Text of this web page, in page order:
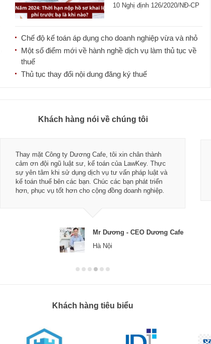
10 Nghị định 126/2020/NĐ-CP
Chế độ kế toán áp dụng cho doanh nghiệp vừa và nhỏ
Một số điểm mới về hành nghề dịch vụ làm thủ tục về
thuế
Thủ tục thay đổi nội dung đăng ký thuế
Khách hàng nói về chúng tôi
Thay mặt Công ty Dương Cafe, tôi xin chân thành
cảm ơn đội ngũ luật sư, kế toán của LawKey. Thực
sự yên tâm khi sử dụng dịch vụ tư vấn pháp luật và
kế toán thuế bên các bạn. Chúc các bạn phát triển
hơn, phục vụ tốt hơn cho cộng đồng doanh nghiệp.
Mr Dương - CEO Dương Cafe
Hà Nội
Khách hàng tiêu biểu